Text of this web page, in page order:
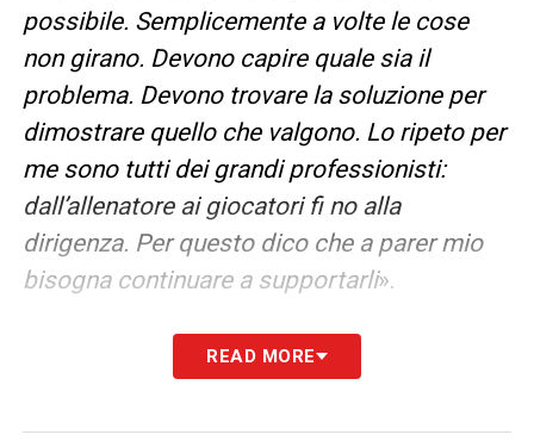
possibile. Semplicemente a volte le cose
non girano. Devono capire quale sia il
problema. Devono trovare la soluzione per
dimostrare quello che valgono. Lo ripeto per
me sono tutti dei grandi professionisti:
dall’allenatore ai giocatori fi no alla
dirigenza. Per questo dico che a parer mio
bisogna continuare a supportarli».
CONTESTAZIONE DEI TIFOSI– «
che i tifosi vogliono i risultati perché il Milan
READ MORE